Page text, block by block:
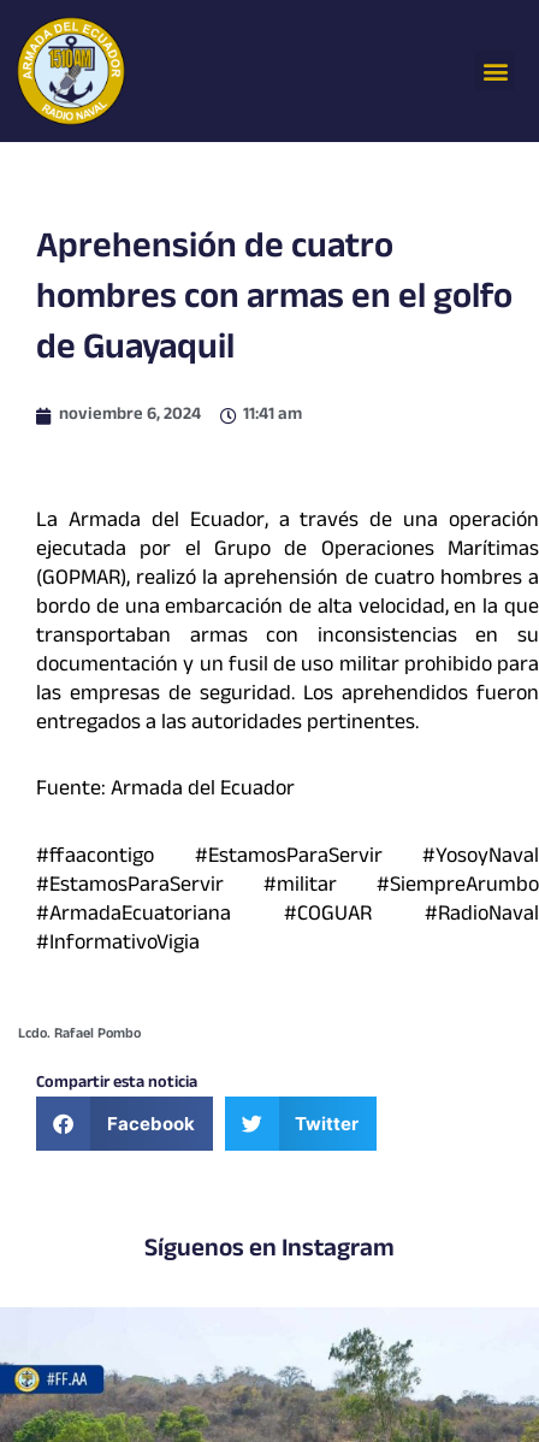
contenido
Aprehensión de cuatro
hombres con armas en el golfo
de Guayaquil
noviembre 6, 2024 11:41 am
La Armada del Ecuador, a través de una operación
ejecutada por el Grupo de Operaciones Marítimas
(GOPMAR), realizó la aprehensión de cuatro hombres a
bordo de una embarcación de alta velocidad, en la que
transportaban armas con inconsistencias en su
documentación y un fusil de uso militar prohibido para
las empresas de seguridad. Los aprehendidos fueron
entregados a las autoridades pertinentes.
Fuente: Armada del Ecuador
#ffaacontigo #EstamosParaServir #YosoyNaval
#EstamosParaServir #militar #SiempreArumbo
#ArmadaEcuatoriana #COGUAR #RadioNaval
#InformativoVigia
Lcdo. Rafael Pombo
Compartir esta noticia
Facebook Twitter
Síguenos en Instagram